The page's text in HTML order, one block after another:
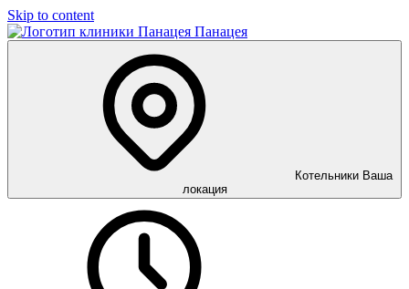
Skip to content
Панацея
Котельники Ваша
локация